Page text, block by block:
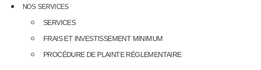
NOS SERVICES
SERVICES
FRAIS ET INVESTISSEMENT MINIMUM
PROCÉDURE DE PLAINTE RÉGLEMENTAIRE